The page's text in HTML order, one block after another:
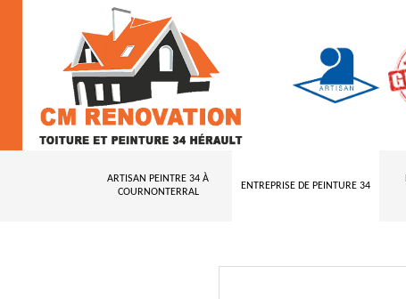
ARTISAN PEINTRE 34 À
COURNONTERRAL
ENTREPRISE DE PEINTURE 34